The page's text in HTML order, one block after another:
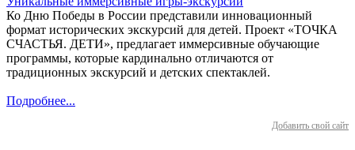
Ко Дню Победы в России представили инновационный
формат исторических экскурсий для детей. Проект «ТОЧКА
СЧАСТЬЯ. ДЕТИ», предлагает иммерсивные обучающие
программы, которые кардинально отличаются от
традиционных экскурсий и детских спектаклей.
Подробнее...
Добавить свой сайт